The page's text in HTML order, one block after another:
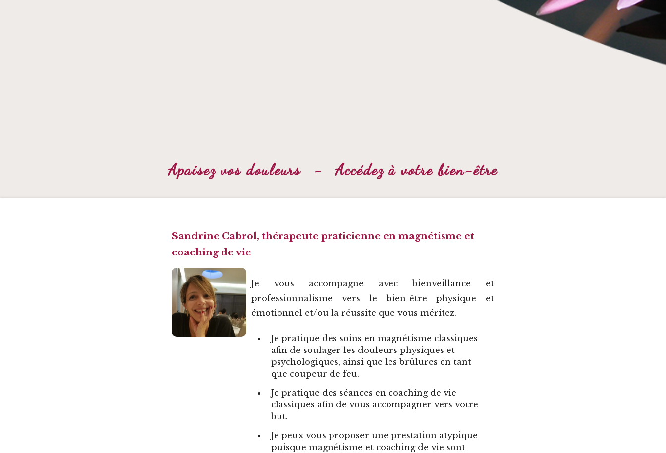
Apaisez vos douleurs - Accédez à votre bien-être
Sandrine Cabrol, thérapeute praticienne en magnétisme et
coaching de vie
Je vous accompagne avec bienveillance et
professionnalisme vers le bien-être physique et
émotionnel et/ou la réussite que vous méritez.
Je pratique des soins en magnétisme classiques
afin de soulager les douleurs physiques et
psychologiques, ainsi que les brûlures en tant
que coupeur de feu.
Je pratique des séances en coaching de vie
classiques afin de vous accompagner vers votre
but.
Je peux vous proposer uneprestation atypique
puisque magnétisme et coaching de vie sont